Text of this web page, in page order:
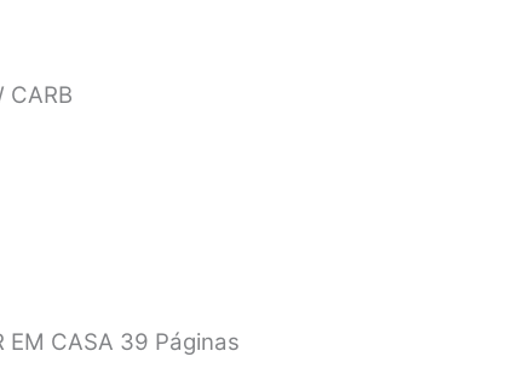
CARB
EM CASA 39 Páginas